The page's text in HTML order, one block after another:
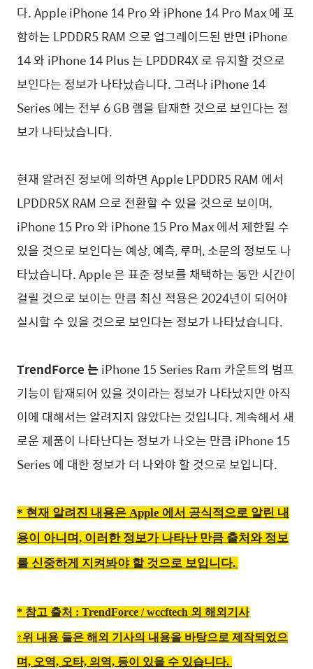
다. Apple iPhone 14 Pro 와 iPhone 14 Pro Max 에 포
함하는 LPDDR5 RAM 으로 업그레이드된 반면 iPhone
14 와 iPhone 14 Plus 는 LPDDR4X 로 유지할 것으로
보인다는 정보가 나타났습니다. 그러나 iPhone 14
Series 에는 전부 6 GB 램을 탑재한 것으로 보인다는 정
보가 나타났습니다.
현재 알려진 정보에 의하면 Apple LPDDR5 RAM 에서
LPDDR5X RAM 으로 전환할 수 있을 것으로 보이며,
iPhone 15 Pro 와 iPhone 15 Pro Max 에서 제한될 수
있을 것으로 보인다는 예상, 예측, 루머, 소문의 정보도 나
타났습니다. Apple 은 표준 정보를 채택하는 동안 시간이
걸릴 것으로 보이는 만큼 최신 적용은 2024년이 되어야
실시할 수 있을 것으로 보인다는 정보가 나타났습니다.
TrendForce 는 iPhone 15 Series Ram 카운트의 범프
기능이 탑재되어 있을 것이라는 정보가 나타났지만 아직
이에 대해서는 알려지지 않았다는 것입니다. 계속해서 새
로운 제품이 나타난다는 정보가 나오는 만큼 iPhone 15
Series 에 대한 정보가 더 나와야 할 것으로 보입니다.
* 현재 알려진 내용은 Apple 에서 공식적으로 알린 내
용이 아니며, 이러한 정보가 나타난 만큼 출처와 정보
를 신중하게 지켜봐야 할 것으로 보입니다.
* 참고 출처 : TrendForce / wccftech 외 해외기사
↑위 내용 들은 해외 기사의 내용을 바탕으로 제작되었으
며, 오역, 오타, 의역, 등이 있을 수 있습니다.